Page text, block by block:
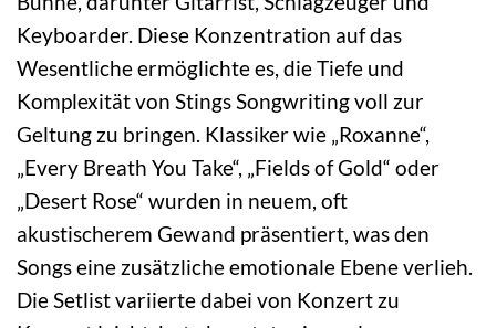
Keyboarder. Diese Konzentration auf das
Wesentliche ermöglichte es, die Tiefe und
Komplexität von Stings Songwriting voll zur
Geltung zu bringen. Klassiker wie „Roxanne“,
„Every Breath You Take“, „Fields of Gold“ oder
„Desert Rose“ wurden in neuem, oft
akustischerem Gewand präsentiert, was den
Songs eine zusätzliche emotionale Ebene verlieh.
Die Setlist variierte dabei von Konzert zu